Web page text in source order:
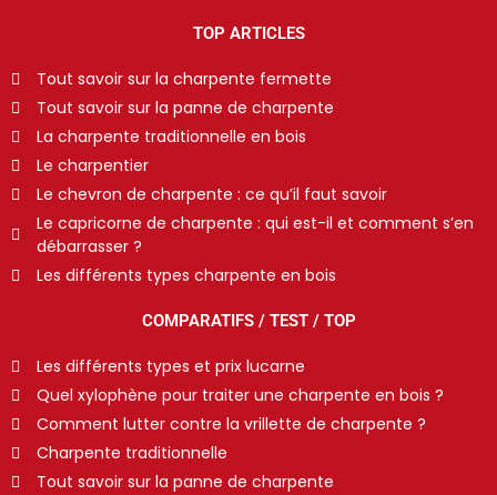
TOP ARTICLES
Tout savoir sur la charpente fermette
Tout savoir sur la panne de charpente
La charpente traditionnelle en bois
Le charpentier
Le chevron de charpente : ce qu’il faut savoir
Le capricorne de charpente : qui est-il et comment s’en
débarrasser ?
Les différents types charpente en bois
COMPARATIFS / TEST / TOP
Les différents types et prix lucarne
Quel xylophène pour traiter une charpente en bois ?
Comment lutter contre la vrillette de charpente ?
Charpente traditionnelle
Tout savoir sur la panne de charpente